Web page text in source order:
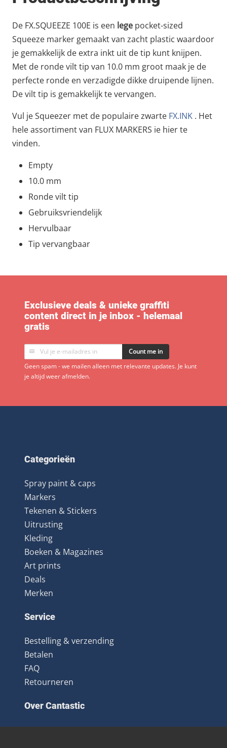
De FX.SQUEEZE 100E is een lege pocket-sized
Squeeze marker gemaakt van zacht plastic waardoor
je gemakkelijk de extra inkt uit de tip kunt knijpen.
Met de ronde vilt tip van 10.0 mm groot maak je de
perfecte ronde en verzadigde dikke druipende lijnen.
De vilt tip is gemakkelijk te vervangen.
Vul je Squeezer met de populaire zwarte FX.INK . Het
hele assortiment van FLUX MARKERS ie hier te
vinden.
Empty
10.0 mm
Ronde vilt tip
Gebruiksvriendelijk
Hervulbaar
Tip vervangbaar
Exclusieve deals & unieke graffiti
content direct in je inbox - helemaal
gratis
Count me in
Geen spam - we mailen alleen met relevante updates. Je kunt
je altijd weer afmelden.
Categorieën
Spray paint & caps
Markers
Tekenen & Stickers
Uitrusting
Kleding
Boeken & Magazines
Art prints
Deals
Merken
Service
Bestelling & verzending
Betalen
FAQ
Retourneren
Over Cantastic
Over ons